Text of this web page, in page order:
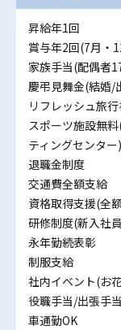
昇給年1回
賞与年2回(7月・
家族手当(配偶者
慶弔見舞金(結婚/
リフレッシュ旅
スポーツ施設無
ティングセンター)
退職金制度
交通費全額支給
資格取得支援(全
研修制度(新入社
永年勤続表彰
制服支給
社内イベント(お
役職手当/出張手
車通勤OK